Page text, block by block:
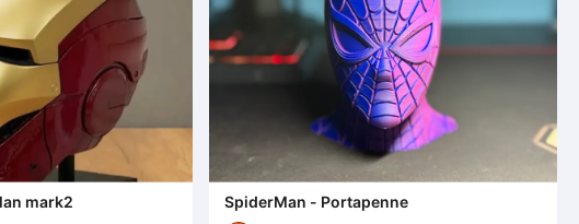
mark2
SpiderMan - Portapenne